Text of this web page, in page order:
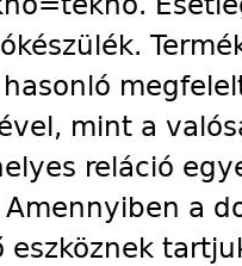
mint a
reláció
a